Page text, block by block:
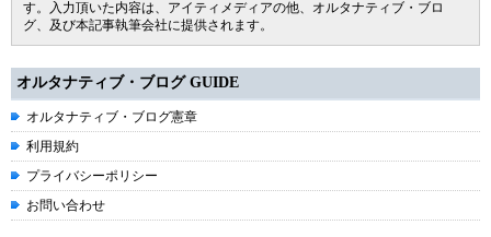
す。入力頂いた内容は、アイティメディアの他、オルタナティブ・ブロ
グ、及び本記事執筆会社に提供されます。
オルタナティブ・ブログ GUIDE
オルタナティブ・ブログ憲章
利用規約
プライバシーポリシー
お問い合わせ